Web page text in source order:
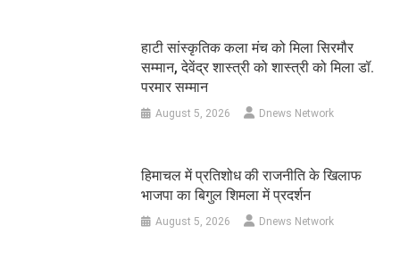
हाटी सांस्कृतिक कला मंच को मिला सिरमौर
सम्मान, देवेंद्र शास्त्री को शास्त्री को मिला डॉ.
परमार सम्मान
August 5, 2026 Dnews Network
हिमाचल में प्रतिशोध की राजनीति के खिलाफ
भाजपा का बिगुल शिमला में प्रदर्शन
August 5, 2026 Dnews Network